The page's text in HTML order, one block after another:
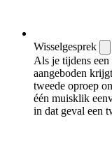
Wisselgesprek
Als je tijdens
aangeboden
tweede oproep
één muisklik
in dat geval een